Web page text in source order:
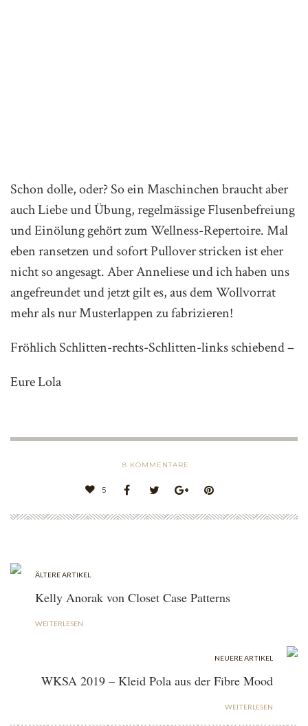
Schon dolle, oder? So ein Maschinchen braucht aber
auch Liebe und Übung, regelmässige Flusenbefreiung
und Einölung gehört zum Wellness-Repertoire. Mal
eben ransetzen und sofort Pullover stricken ist eher
nicht so angesagt. Aber Anneliese und ich haben uns
angefreundet und jetzt gilt es, aus dem Wollvorrat
mehr als nur Musterlappen zu fabrizieren!
Fröhlich Schlitten-rechts-Schlitten-links schiebend –
Eure Lola
8 KOMMENTARE
5
ÄLTERE ARTIKEL
Kelly Anorak von Closet Case Patterns
WEITERLESEN
NEUERE ARTIKEL
WKSA 2019 – Kleid Pola aus der Fibre Mood
WEITERLESEN